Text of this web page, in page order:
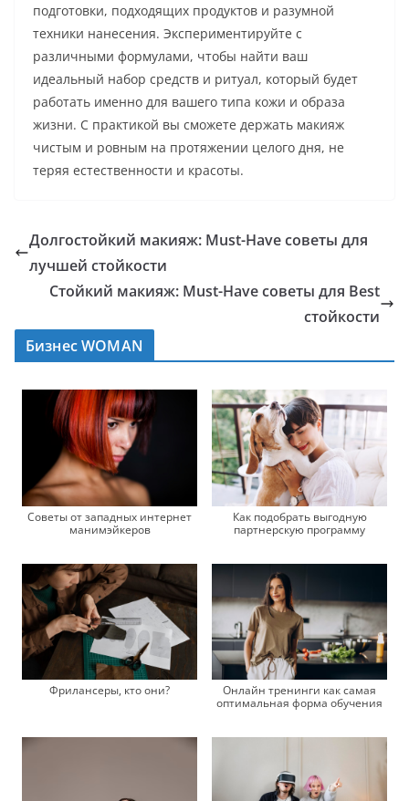
подготовки, подходящих продуктов и разумной
техники нанесения. Экспериментируйте с
различными формулами, чтобы найти ваш
идеальный набор средств и ритуал, который будет
работать именно для вашего типа кожи и образа
жизни. С практикой вы сможете держать макияж
чистым и ровным на протяжении целого дня, не
теряя естественности и красоты.
Долгостойкий макияж: Must-Have советы для
лучшей стойкости
Стойкий макияж: Must-Have советы для Best
стойкости
Бизнес WOMAN
Советы от западных интернет
манимэйкеров
Как подобрать выгодную
партнерскую программу
Фрилансеры, кто они?
Онлайн тренинги как самая
оптимальная форма обучения